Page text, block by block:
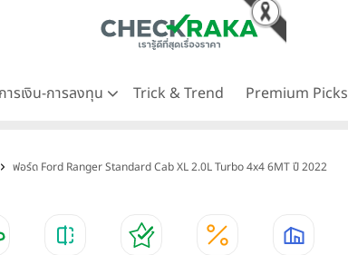
การเงิน-การลงทุน Trick & Trend Premium Picks
ฟอร์ด Ford Ranger Standard Cab XL 2.0L Turbo 4x4 6MT ปี 2022